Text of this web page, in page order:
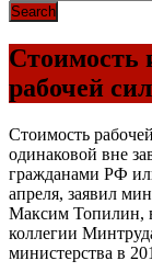
Стоимость
рабочей
Стоимость
одинаковой вне
гражданами РФ
апреля, заявил
Максим Топилин,
коллегии
министерства в